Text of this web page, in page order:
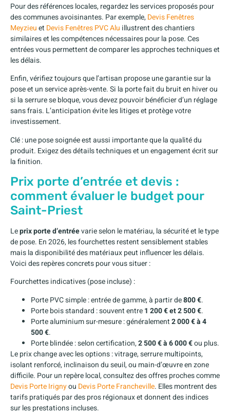
Pour des références locales, regardez les services proposés pour
des communes avoisinantes. Par exemple,Devis Fenêtres
Meyzieuet Devis Fenêtres PVC Alu illustrent des chantiers
similaires et les compétences nécessaires pour la pose. Ces
entrées vous permettent de comparer les approches techniques et
les délais.
Enfin, vérifiez toujours que l’artisan propose une garantie sur la
pose et un service après-vente. Si la porte fait du bruit en hiver ou
si la serrure se bloque, vous devez pouvoir bénéficier d’un réglage
sans frais. L’anticipation évite les litiges et protège votre
investissement.
Clé : une pose soignée est aussi importante que la qualité du
produit. Exigez des détails techniques et un engagement écrit sur
la finition.
Prix porte d’entrée et devis :
comment évaluer le budget pour
Saint-Priest
Leprix porte d’entréevarie selon le matériau, la sécurité et le type
de pose. En 2026, les fourchettes restent sensiblement stables
mais la disponibilité des matériaux peut influencer les délais.
Voici des repères concrets pour vous situer :
Fourchettes indicatives (pose incluse) :
Porte PVC simple : entrée de gamme, à partir de800 €.
Porte bois standard : souvent entre1 200 € et 2 500 €.
Porte aluminium sur-mesure : généralement2 000 € à 4
500 €.
Porte blindée : selon certification,2 500 € à 6 000 €ou plus.
Le prix change avec les options : vitrage, serrure multipoints,
isolant renforcé, inclinaison du seuil, ou main-d’œuvre en zone
difficile. Pour un repère local, consultez des offres proches comme
Devis Porte Irignyou Devis Porte Francheville. Elles montrent des
tarifs pratiqués par des pros régionaux et donnent des indices
sur les prestations incluses.